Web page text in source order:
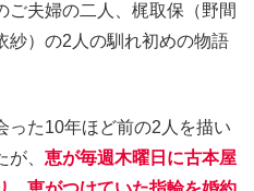
ご夫婦の二人、梶取保（野間
紗）の2人の馴れ初めの物語
った10年ほど前の2人を描い
、 恵が毎週木曜日に古本屋